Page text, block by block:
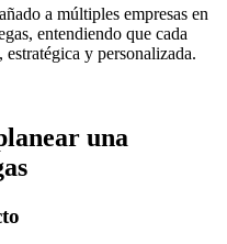
a múltiples empresas en
entendiendo que cada
y personalizada.
una